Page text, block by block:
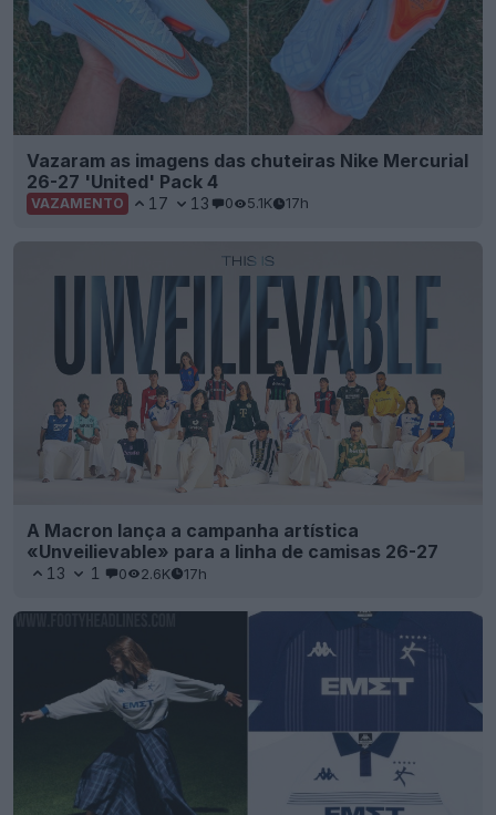
Vazaram as imagens das chuteiras Nike Mercurial
26-27 'United' Pack 4
VAZAMENTO 17 13 0 5.1K 17h
A Macron lança a campanha artística
«Unveilievable» para a linha de camisas 26-27
13 1 0 2.6K 17h